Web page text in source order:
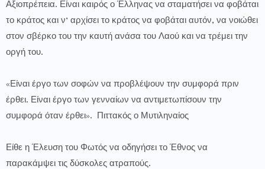
Αξιοπρέπεια. Είναι καιρός ο Έλληνας να σταματήσει να φοβάται
το κράτος και ν’ αρχίσει το κράτος να φοβάται αυτόν, να νοιώθει
στον σβέρκο του την καυτή ανάσα του Λαού και να τρέμει την
οργή του.
«Είναι έργο των σοφών να προβλέψουν την συμφορά πριν
έρθει. Είναι έργο των γενναίων να αντιμετωπίσουν την
συμφορά όταν έρθει». Πιττακός ο Μυτιληναίος
Είθε η Έλευση του Φωτός να οδηγήσει το Έθνος να
παρακάμψει τις δύσκολες ατραπούς.